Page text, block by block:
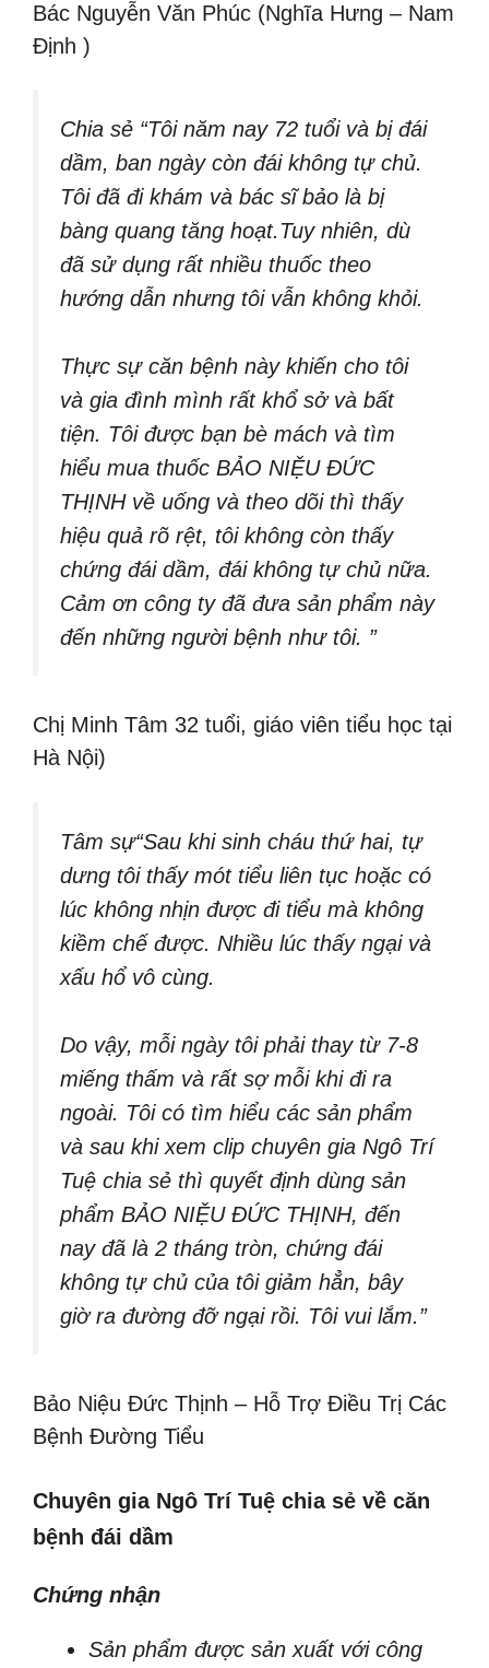
Bác Nguyễn Văn Phúc (Nghĩa Hưng – Nam
Định )
Chia sẻ “Tôi năm nay 72 tuổi và bị đái
dầm, ban ngày còn đái không tự chủ.
Tôi đã đi khám và bác sĩ bảo là bị
bàng quang tăng hoạt.Tuy nhiên, dù
đã sử dụng rất nhiều thuốc theo
hướng dẫn nhưng tôi vẫn không khỏi.
Thực sự căn bệnh này khiến cho tôi
và gia đình mình rất khổ sở và bất
tiện. Tôi được bạn bè mách và tìm
hiểu mua thuốc BẢO NIỆU ĐỨC
THỊNH về uống và theo dõi thì thấy
hiệu quả rõ rệt, tôi không còn thấy
chứng đái dầm, đái không tự chủ nữa.
Cảm ơn công ty đã đưa sản phẩm này
đến những người bệnh như tôi. ”
Chị Minh Tâm 32 tuổi, giáo viên tiểu học tại
Hà Nội)
Tâm sự“Sau khi sinh cháu thứ hai, tự
dưng tôi thấy mót tiểu liên tục hoặc có
lúc không nhịn được đi tiểu mà không
kiềm chế được. Nhiều lúc thấy ngại và
xấu hổ vô cùng.
Do vậy, mỗi ngày tôi phải thay từ 7-8
miếng thấm và rất sợ mỗi khi đi ra
ngoài. Tôi có tìm hiểu các sản phẩm
và sau khi xem clip chuyên gia Ngô Trí
Tuệ chia sẻ thì quyết định dùng sản
phẩm BẢO NIỆU ĐỨC THỊNH, đến
nay đã là 2 tháng tròn, chứng đái
không tự chủ của tôi giảm hẳn, bây
giờ ra đường đỡ ngại rồi. Tôi vui lắm.”
Bảo Niệu Đức Thịnh – Hỗ Trợ Điều Trị Các
Bệnh Đường Tiểu
Chuyên gia Ngô Trí Tuệ chia sẻ về căn
bệnh đái dầm
Chứng nhận
Sản phẩm được sản xuất với công